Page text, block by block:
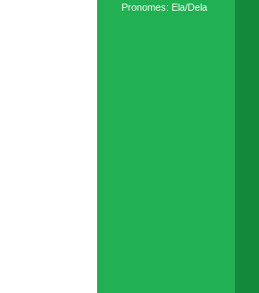
Pronomes: Ela/Dela